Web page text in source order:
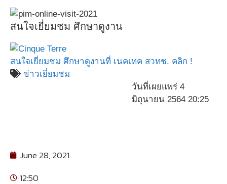
สนใจเยี่ยมชม ศึกษาดูงาน
สนใจเยี่ยมชม ศึกษาดูงานที่ เนคเทค สวทช. คลิก !
ข่าวเยี่ยมชม
วันที่เผยแพร่ 4
มิถุนายน 2564 20:25
June 28, 2021
12:50